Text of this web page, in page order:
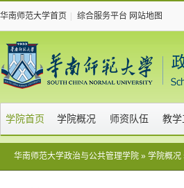
华南师范大学首页 综合服务平台 网站地图
学院首页 学院概况 师资队伍 教学
华南师范大学政治与公共管理学院 » 学院概况